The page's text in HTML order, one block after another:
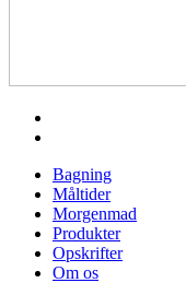
Bagning
Måltider
Morgenmad
Produkter
Opskrifter
Om os